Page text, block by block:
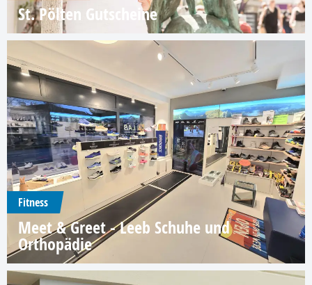
St. Pölten Gutscheine
Fitness
Meet & Greet - Leeb Schuhe und
Orthopädie